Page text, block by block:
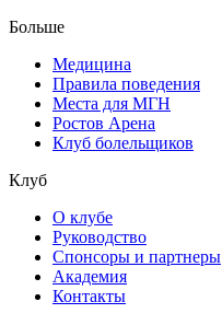
Больше
Медицина
Правила поведения
Места для МГН
Ростов Арена
Клуб болельщиков
Клуб
О клубе
Руководство
Спонсоры и партнеры
Академия
Контакты